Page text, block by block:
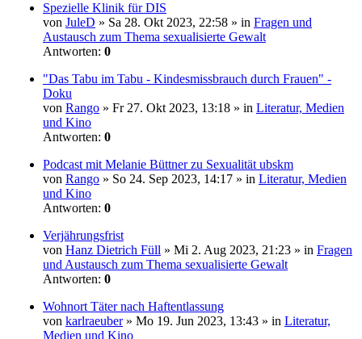
Spezielle Klinik für DIS
von JuleD » Sa 28. Okt 2023, 22:58 » in Fragen und
Austausch zum Thema sexualisierte Gewalt
Antworten: 0
"Das Tabu im Tabu - Kindesmissbrauch durch Frauen" -
Doku
von Rango » Fr 27. Okt 2023, 13:18 » in Literatur, Medien
und Kino
Antworten: 0
Podcast mit Melanie Büttner zu Sexualität ubskm
von Rango » So 24. Sep 2023, 14:17 » in Literatur, Medien
und Kino
Antworten: 0
Verjährungsfrist
von Hanz Dietrich Füll » Mi 2. Aug 2023, 21:23 » in Fragen
und Austausch zum Thema sexualisierte Gewalt
Antworten: 0
Wohnort Täter nach Haftentlassung
von karlraeuber» Mo 19. Jun 2023, 13:43 » in Literatur,
Medien und Kino